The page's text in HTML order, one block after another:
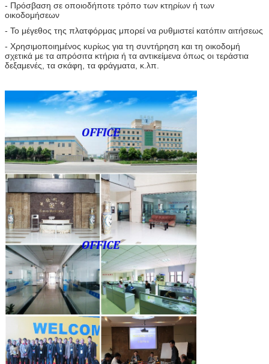
- Πρόσβαση σε οποιοδήποτε τρόπο των κτηρίων ή των
οικοδομήσεων
- Το μέγεθος της πλατφόρμας μπορεί να ρυθμιστεί κατόπιν αιτήσεως
- Χρησιμοποιημένος κυρίως για τη συντήρηση και τη οικοδομή
σχετικά με τα απρόσιτα κτήρια ή τα αντικείμενα όπως οι τεράστια
δεξαμενές, τα σκάφη, τα φράγματα, κ.λπ.